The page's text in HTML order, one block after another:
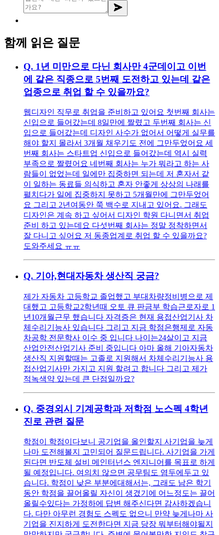
함께 읽은 질문
Q. 1년 미만으로 다닌 회사만 4군데이고 이번
에 같은 직종으로 5번째 도전하고 있는데 같은
업종으로 취업 할 수 있을까요?
웹디자인 직무로 취업을 준비하고 있어요 첫번째 회사는
신입으로 들어갔는데 8일만에 짤렸고 두번째 회사는 신
입으로 들어갔는데 디자인 사수가 없어서 어떻게 실무를
해야 할지 몰라서 3개월 채우기도 전에 그만두었어요 세
번째 회사는 스타트업 신입으로 들어갔는데 역시 실력
부족으로 짤렸어요 네번째 회사는 누가 뭐라고 하는 사
람들이 없었는데 일에만 집중하면 되는데 저 혼자서 같
이 일하는 동료들 의식하고 혼자 안좋게 상상의 나래를
펼치다가 일에 집중하지 못하고 5개월만에 그만두었어
요 그리고 2년여동안 쭉 백수로 지내고 있어요. 그래도
디자인은 계속 하고 싶어서 디자인 학원 다니면서 취업
준비 하고 있는데요 다섯번째 회사는 정말 정착하면서
잘 다니고 싶어요 저 동종업계로 취업 할 수 있을까요?
도와주세요 ㅠㅠ
Q. 기아,현대자동차 생산직 궁금?
제가 자동차 고등학교 졸업했고 부대차량정비병으로 제
대했고 고등학교2학년때 오토 큐 판금부 학습근로자로 1
년10개월근무 했습니다 자격증은 현재 용접산업기사 차
체수리기능사 있습니다 그리고 지금 학점은행제로 자동
차공학 전문학사 이수 중 입니다 나이는24살이고 지금
산업안전산업기사 준비 중입니다 아마 올해 기아자동차
생산직 지원할때는 고졸로 지원해서 차체수리기능사 용
접산업기사만 가지고 지원 할려고 합니다 그리고 제가
적녹색약 있는데 큰 단점일까요?
Q. 중경외시 기계공학과 저학점 노스펙 4학년
진로 관련 질문
학점이 학점이다보니 공기업을 올인할지 사기업을 늦게
나마 도전해볼지 고민되어 질문드립니다. 사기업을 가게
된다면 반도체 설비 메인터넌스 엔지니어를 목표로 하게
될 예정입니다. 여의치 않으면 공무팀도 염두에두고 있
습니다. 학점이 낮은 부분에대해서는, 그래도 남은 학기
동안 학점을 끌어올릴 자신이 생겼기에 어느정도는 끌어
올릴수있다는 가정하에 답변 해주신다면 감사하겠습니
다. 다만 아무런 경험도 스펙도 없으니 만약 늦게나마 사
기업을 진지하게 도전한다면 지금 당장 뭐부터해야될지